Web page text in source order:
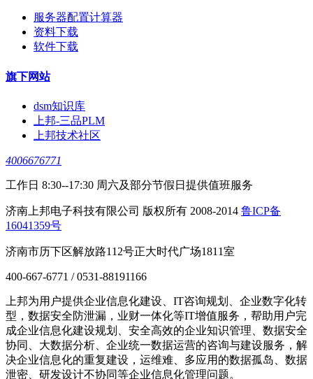
服务器配置计算器
资料下载
软件下载
旗下网站
dsm知识库
上邦-三品PLM
上邦技术社区
4006676771
工作日 8:30--17:30 周六及部分节假日提供值班服务
济南上邦电子科技有限公司 版权所有 2008-2014 鲁ICP备
16041359号
济南市历下区解放路112号正大时代广场1811室
400-667-6771 / 0531-88191166
上邦为用户提供企业信息化建设、IT咨询规划、企业数字化转
型，数据安全防泄漏，业财一体化等IT增值服务，帮助用户完
成企业信息化建设规划、安全高效的企业知识管理、数据安全
协同、大数据分析、企业统一数据运营的咨询与建设服务，解
决企业信息化的重复建设，运维难、多应用的数据孤岛、数据
泄密、研发设计不协同等企业信息化管理问题。